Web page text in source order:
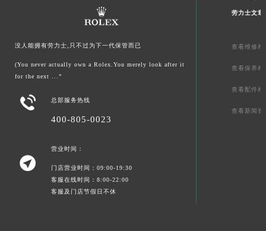
没人能拥有劳力士,只不过为下一代保管而已
(You never actually own a Rolex.You merely look after it
for the next ...”
 总部服务热线
400-805-0023

营业时间：
门店营业时间：09:00-19:30
客服在线时间：8:00-22:00
客服及门店节假日不休
劳力士文章
查看维修相
查看保养相
查看配件相
查看新闻资